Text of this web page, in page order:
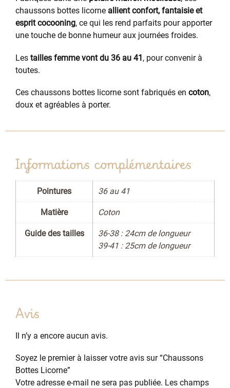
chaussons bottes licorne allient confort, fantaisie et
esprit cocooning, ce qui les rend parfaits pour apporter
une touche de bonne humeur aux journées froides.
Les tailles femme vont du 36 au 41, pour convenir à
toutes.
Ces chaussons bottes licorne sont fabriqués en coton,
doux et agréables à porter.
Informations complémentaires
Pointures 36 au 41
Matière Coton
Guide des tailles
36-38 : 24cm de longueur
39-41 : 25cm de longueur
Avis
Il n’y a encore aucun avis.
Soyez le premier à laisser votre avis sur “Chaussons
Bottes Licorne”
Votre adresse e-mail ne sera pas publiée. Les champs